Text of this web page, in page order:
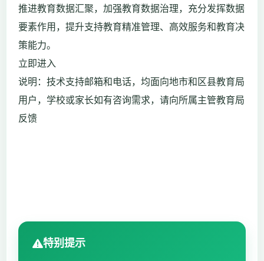
推进教育数据汇聚，加强教育数据治理，充分发挥数据
要素作用，提升支持教育精准管理、高效服务和教育决
策能力。
立即进入
说明：技术支持邮箱和电话，均面向地市和区县教育局
用户，学校或家长如有咨询需求，请向所属主管教育局
反馈
特别提示